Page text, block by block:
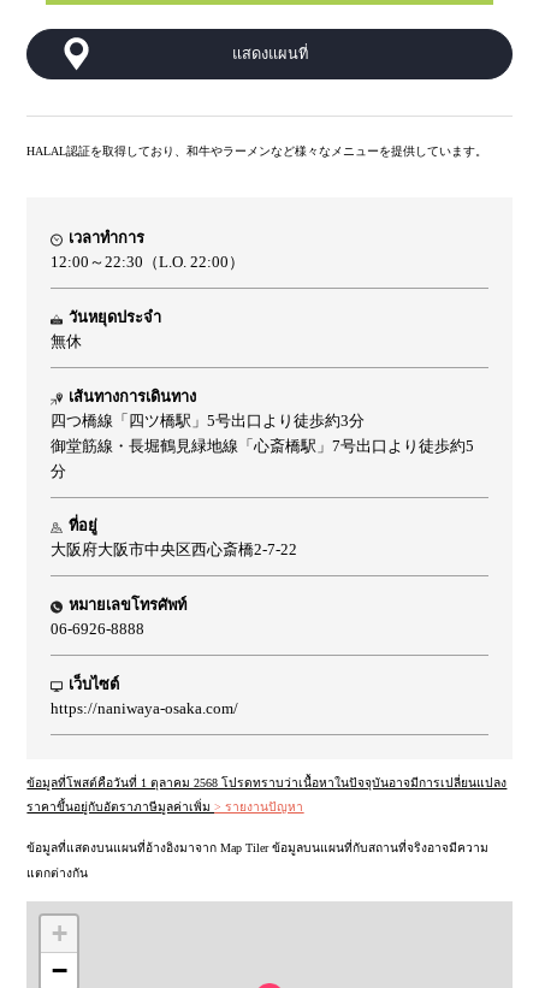
แสดงแผนที่
HALAL認証を取得しており、和牛やラーメンなど様々なメニューを提供しています。
เวลาทำการ
12:00～22:30（L.O. 22:00）
วันหยุดประจำ
無休
เส้นทางการเดินทาง
四つ橋線「四ツ橋駅」5号出口より徒歩約3分
御堂筋線・長堀鶴見緑地線「心斎橋駅」7号出口より徒歩約5
分
ที่อยู่
大阪府大阪市中央区西心斎橋2-7-22
หมายเลขโทรศัพท์
06-6926-8888
เว็บไซต์
https://naniwaya-osaka.com/
ข้อมูลที่โพสต์คือวันที่ 1 ตุลาคม 2568 โปรดทราบว่าเนื้อหาในปัจจุบันอาจมีการเปลี่ยนแปลง
ราคาขึ้นอยู่กับอัตราภาษีมูลค่าเพิ่ม> รายงานปัญหา
ข้อมูลที่แสดงบนแผนที่อ้างอิงมาจาก Map Tiler ข้อมูลบนแผนที่กับสถานที่จริงอาจมีความ
แตกต่างกัน
+
−